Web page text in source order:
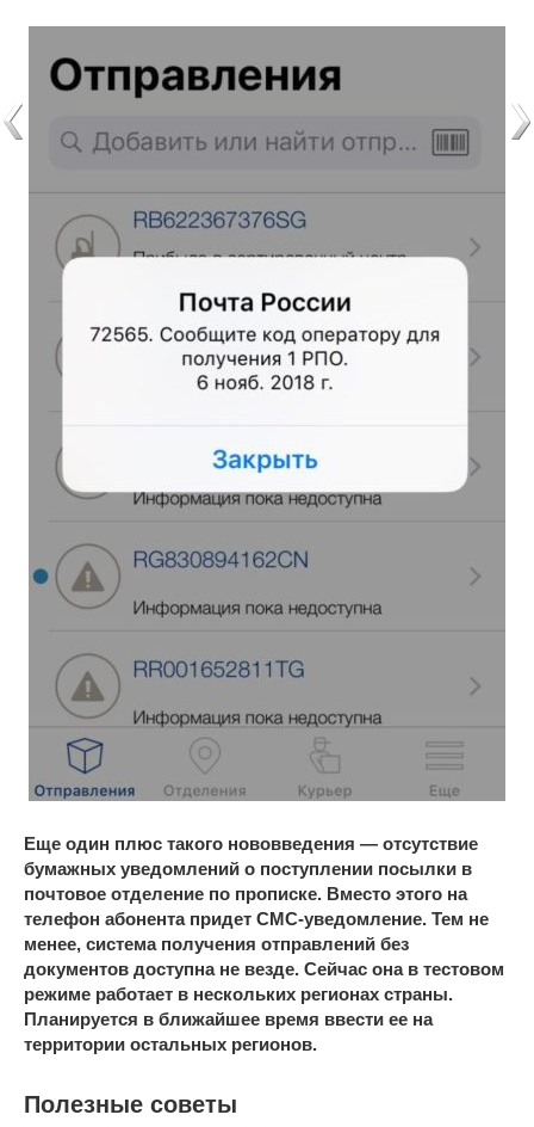
Еще один плюс такого нововведения — отсутствие
бумажных уведомлений о поступлении посылки в
почтовое отделение по прописке. Вместо этого на
телефон абонента придет СМС-уведомление. Тем не
менее, система получения отправлений без
документов доступна не везде. Сейчас она в тестовом
режиме работает в нескольких регионах страны.
Планируется в ближайшее время ввести ее на
территории остальных регионов.
Полезные советы